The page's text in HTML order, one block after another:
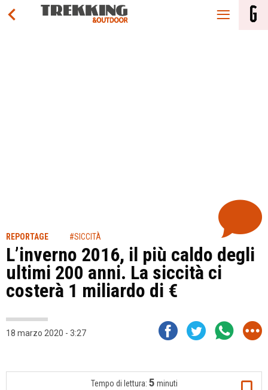
REPORTAGE #SICCITÀ
L’inverno 2016, il più caldo degli
ultimi 200 anni. La siccità ci
costerà 1 miliardo di €
18 marzo 2020 - 3:27
Tempo di lettura: 5 minuti